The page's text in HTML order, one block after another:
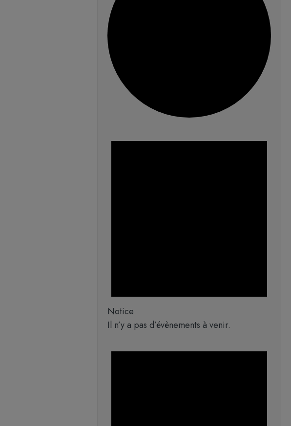
Notice
Il n’y a pas d’évènements à venir.